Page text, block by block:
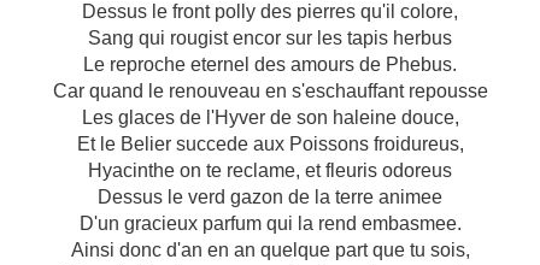
Dessus le front polly des pierres qu'il colore,
Sang qui rougist encor sur les tapis herbus
Le reproche eternel des amours de Phebus.
Car quand le renouveau en s'eschauffant repousse
Les glaces de l'Hyver de son haleine douce,
Et le Belier succede aux Poissons froidureus,
Hyacinthe on te reclame, et fleuris odoreus
Dessus le verd gazon de la terre animee
D'un gracieux parfum qui la rend embasmee.
Ainsi donc d'an en an quelque part que tu sois,